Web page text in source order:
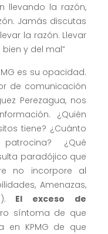
llevando la razón,
Jamás discutas
la razón. Llevar
y del mal”
es su opacidad.
de comunicación
Perezagua, nos
¿Quién
tiene? ¿Cuánto
¿Qué
paradójico que
no incorpore al
Amenazas,
El exceso de
síntoma de que
en KPMG de que